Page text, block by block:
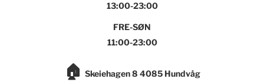
13:00-23:00
FRE-SØN
11:00-23:00
🏠 Skeiehagen 8 4085 Hundvåg